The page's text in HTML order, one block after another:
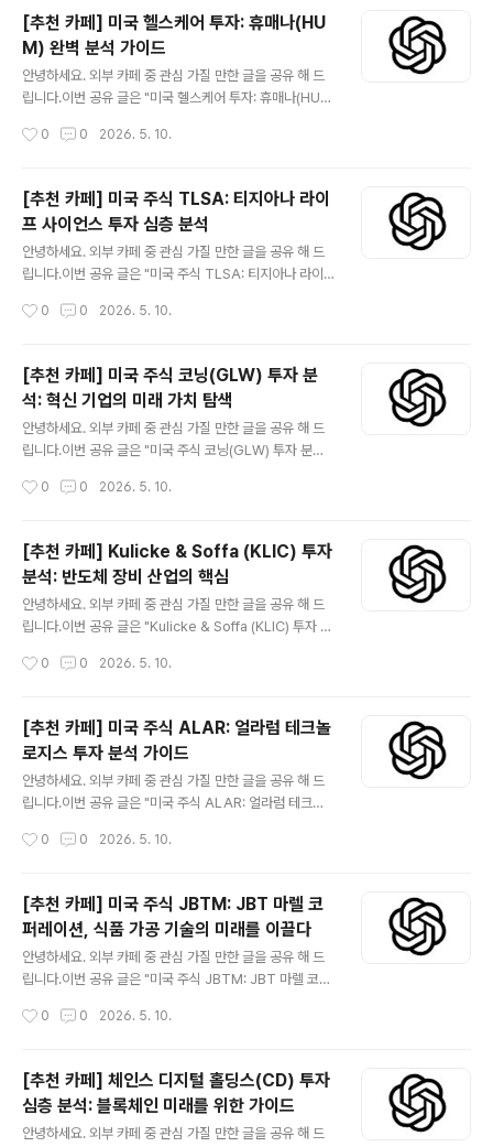
을 이루었습니다. 특히 사이버 보안 솔루션과 사물 인터넷(I
oT) 분야에서 독보적인 기술력을 바탕으로 성장 잠재력을
키우고 있습니다. 이 글에서는 블랙베리의 사업 모델, 재무
현황, 투자 포인트 및 리스크 요인을 심층적으로 분석하여
투자자 여러분께 객관적인 정보를 제공합니다. 😅관심 있
랙베리(BB): 사이버 보안 및 IoT 혁신 기업 투자 가이드미
[추천 카페] 미국 헬스케어 투자: 휴매나(HU
M) 완벽 분석 가이드
안녕하세요. 외부 카페 중 관심 가질 만한 글을 공유 해 드
립니다.이번 공유 글은 "미국 헬스케어 투자: 휴매나(HU
HUM)는 미국 메디케어 어드밴티지 시장의 선두 주자로
통합 헬스케어 서비스(CenterWell)를 통해 고객의 전반
적인 건강 증진을 목표로 하며, 안정적인 매출 성장과 견고
한 재무 상태를 유지하고 있습니다. 투자자들은 정부 규제
변화, 경쟁 심화, 의료 비용 상승 압박 등 잠재적 위험 요소
를 고려하면서, Humana의 장기적인 성장 잠재력과 경기
은 읽어 보시기 바랍니다. 카페 사이트 미국 헬스케어 투자:
0 0 2026. 5. 10.
[추천 카페] 미국 주식 TLSA: 티지아나 라이
프 사이언스 투자 심층 분석
안녕하세요. 외부 카페 중 관심 가질 만한 글을 공유 해 드
립니다.이번 공유 글은 "미국 주식 TLSA: 티지아나 라이
이프 사이언시스(Tiziana Life Sciences, NASDAQ:
이오 제약 회사입니다. 면역학, 종양학 분야에서 미충족 의
료 수요를 해결하기 위한 파이프라인을 보유하고 있으며,
특히 자가면역 질환 및 암 치료제 개발에 집중하고 있습니
다. 본 글은 TLSA에 대한 투자자분들의 이해를 돕기 위해
회사 소개, 비즈니스 모델, 주요 투자 포인트 및 위험 요소,
로 분석합니다. 잠재적 투자자들은 이 글을 통해 TLSA의
0 0 2026. 5. 10.
[추천 카페] 미국 주식 코닝(GLW) 투자 분
석: 혁신 기업의 미래 가치 탐색
안녕하세요. 외부 카페 중 관심 가질 만한 글을 공유 해 드
립니다.이번 공유 글은 "미국 주식 코닝(GLW) 투자 분석:
은 170년이 넘는 역사를 지닌 미국의 대표적인 재료 과학
약품 등 우리 생활 곳곳에 코닝의 첨단 유리가 사용되고 있
습니다.특히 '고릴라 글래스'로 유명하며, 5G 시대의 광통
신 인프라 확장에 필수적인 광섬유 기술을 선도하고 있습
니다.혁신적인 기술력과 다각화된 사업 포트폴리오를 기반
으로 안정적인 성장을 추구하며 투자자들에게 매력적인 장
보시기 바랍니다. 카페 사이트 미국 주식 코닝(GLW) 투자
0 0 2026. 5. 10.
[추천 카페] Kulicke & Soffa (KLIC) 투자
분석: 반도체 장비 산업의 핵심
안녕하세요. 외부 카페 중 관심 가질 만한 글을 공유 해 드
립니다.이번 공유 글은 "Kulicke & Soffa (KLIC) 투자 분
Soffa Industries (KLIC)는 글로벌 반도체 및 LED 제조
입니다. 특히 와이어 본딩 및 고급 패키징 솔루션 분야에서
독보적인 기술력을 자랑하며, 반도체 산업의 지속적인 성
장에 따른 수혜가 기대됩니다. 본 분석 글은 KLIC의 비즈
니스 모델, 재무 성과, 성장 동력 및 잠재적 위험 요소를 심
층적으로 다루어 투자자 여러분께 객관적인 정보를 제공하
종합적인 이해를 돕고, 현명한 투자 결..
0 0 2026. 5. 10.
[추천 카페] 미국 주식 ALAR: 얼라럼 테크놀
로지스 투자 분석 가이드
안녕하세요. 외부 카페 중 관심 가질 만한 글을 공유 해 드
립니다.이번 공유 글은 "미국 주식 ALAR: 얼라럼 테크놀
로지스(ALAR, Alarm Technologies)는 혁신적인 스마
니다. 빠르게 성장하는 사물 인터넷(IoT) 및 보안 시장에서
독자적인 기술력과 안정적인 구독 기반 비즈니스 모델을
바탕으로 투자자들의 주목을 받고 있습니다. 본 가이드는
ALAR의 기업 가치, 성장 잠재력, 투자 리스크를 심층 분석
하여 현명한 투자 결정을 돕고자 합니다. 😅관심 있는 분들
얼라럼 테크놀로지스 투자 분석 가이드미국 주식 ALAR:
0 0 2026. 5. 10.
[추천 카페] 미국 주식 JBTM: JBT 마렐 코
퍼레이션, 식품 가공 기술의 미래를 이끌다
안녕하세요. 외부 카페 중 관심 가질 만한 글을 공유 해 드
립니다.이번 공유 글은 "미국 주식 JBTM: JBT 마렐 코퍼
JBT 마렐 코퍼레이션 (JBTM)은 JBT 코퍼레이션과 마
기업입니다. 이 회사는 혁신적인 자동화 및 처리 기술을 제
공하며, 식품 생산의 효율성, 안전성, 지속가능성을 극대화
하는 솔루션을 개발합니다. JBTM은 글로벌 식품 수요 증
가, 자동화 트렌드 가속화, 그리고 엄격해지는 식품 안전 규
0 0 2026. 5. 10.
[추천 카페] 체인스 디지털 홀딩스(CD) 투자
심층 분석: 블록체인 미래를 위한 가이드
안녕하세요. 외부 카페 중 관심 가질 만한 글을 공유 해 드